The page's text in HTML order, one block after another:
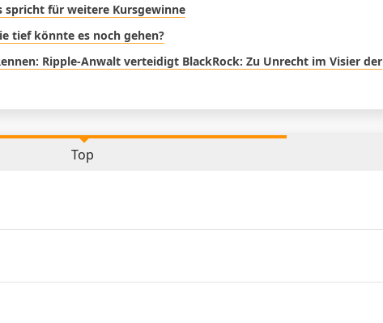
spricht für weitere Kursgewinne
tief könnte es noch gehen?
Ripple-Anwalt verteidigt BlackRock: Zu Unrecht im Visier der
Top